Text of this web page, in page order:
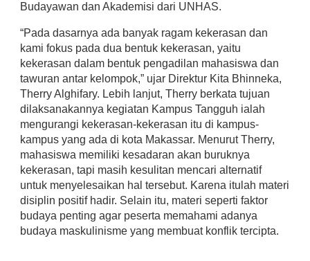
Budayawan dan Akademisi dari UNHAS.
“Pada dasarnya ada banyak ragam kekerasan dan
kami fokus pada dua bentuk kekerasan, yaitu
kekerasan dalam bentuk pengadilan mahasiswa dan
tawuran antar kelompok,” ujar Direktur Kita Bhinneka,
Therry Alghifary. Lebih lanjut, Therry berkata tujuan
dilaksanakannya kegiatan Kampus Tangguh ialah
mengurangi kekerasan-kekerasan itu di kampus-
kampus yang ada di kota Makassar. Menurut Therry,
mahasiswa memiliki kesadaran akan buruknya
kekerasan, tapi masih kesulitan mencari alternatif
untuk menyelesaikan hal tersebut. Karena itulah materi
disiplin positif hadir. Selain itu, materi seperti faktor
budaya penting agar peserta memahami adanya
budaya maskulinisme yang membuat konflik tercipta.